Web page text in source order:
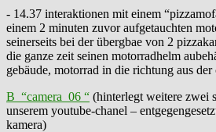
- 14.37 interaktionen mit einem
einem 2 minuten zuvor aufgetauchten
seinerseits bei der übergbae von 2
die ganze zeit seinen motorradhelm
gebäude, motorrad in die richtung aus der
B “camera_06 “ (hinterlegt weitere zwei
unserem youtube-chanel –
kamera)